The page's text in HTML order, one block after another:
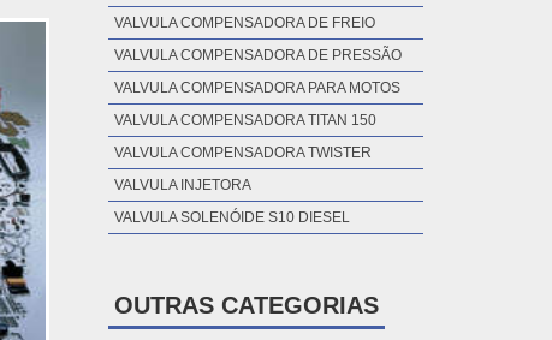
VALVULA COMPENSADORA DE FREIO
VALVULA COMPENSADORA DE PRESSÃO
VALVULA COMPENSADORA PARA MOTOS
VALVULA COMPENSADORA TITAN 150
VALVULA COMPENSADORA TWISTER
VALVULA INJETORA
VALVULA SOLENÓIDE S10 DIESEL
OUTRAS CATEGORIAS